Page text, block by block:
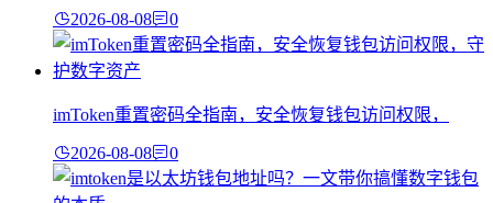
2026-08-08 0
imToken重置密码全指南，安全恢复钱包访问权限，
2026-08-08 0